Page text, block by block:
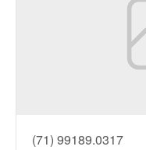
(71) 99189.0317